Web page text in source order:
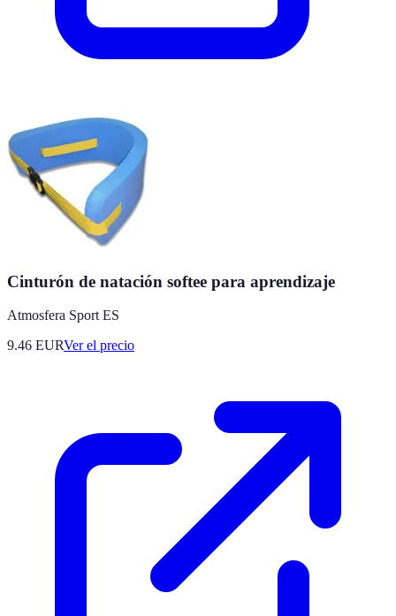
Cinturón de natación softee para aprendizaje
Atmosfera Sport ES
9.46 EURVer el precio